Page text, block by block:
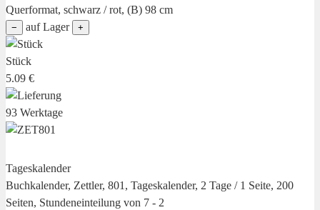
Querformat, schwarz / rot, (B) 98 cm
− auf Lager +
Stück
5.09 €
93 Werktage
Tageskalender
Buchkalender, Zettler, 801, Tageskalender, 2 Tage / 1 Seite, 200
Seiten, Stundeneinteilung von 7 - 2